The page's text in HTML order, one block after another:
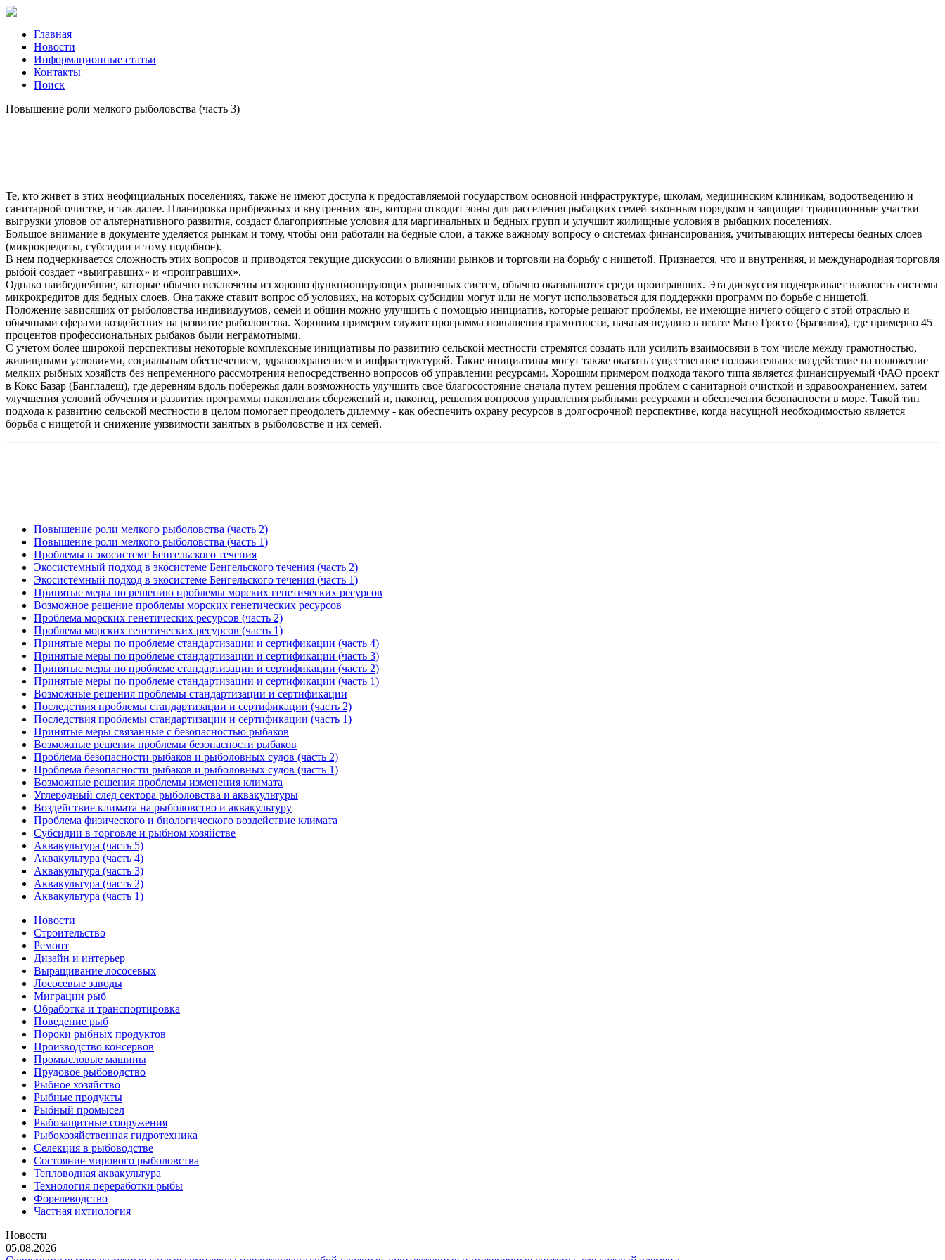
Главная
Новости
Информационные статьи
Контакты
Поиск
Повышение роли мелкого рыболовства (часть 3)
Те, кто живет в этих неофициальных поселениях, также не имеют доступа к предоставляемой государством основной инфраструктуре, школам, медицинским клиникам, водоотведению и
санитарной очистке, и так далее. Планировка прибрежных и внутренних зон, которая отводит зоны для расселения рыбацких семей законным порядком и защищает традиционные участки
выгрузки уловов от альтернативного развития, создаст благоприятные условия для маргинальных и бедных групп и улучшит жилищные условия в рыбацких поселениях.
Большое внимание в документе уделяется рынкам и тому, чтобы они работали на бедные слои, а также важному вопросу о системах финансирования, учитывающих интересы бедных слоев
(микрокредиты, субсидии и тому подобное).
В нем подчеркивается сложность этих вопросов и приводятся текущие дискуссии о влиянии рынков и торговли на борьбу с нищетой. Признается, что и внутренняя, и международная торговля
рыбой создает «выигравших» и «проигравших».
Однако наибеднейшие, которые обычно исключены из хорошо функционирующих рыночных систем, обычно оказываются среди проигравших. Эта дискуссия подчеркивает важность системы
микрокредитов для бедных слоев. Она также ставит вопрос об условиях, на которых субсидии могут или не могут использоваться для поддержки программ по борьбе с нищетой.
Положение зависящих от рыболовства индивидуумов, семей и общин можно улучшить с помощью инициатив, которые решают проблемы, не имеющие ничего общего с этой отраслью и
обычными сферами воздействия на развитие рыболовства. Хорошим примером служит программа повышения грамотности, начатая недавно в штате Мато Гроссо (Бразилия), где примерно 45
процентов профессиональных рыбаков были неграмотными.
С учетом более широкой перспективы некоторые комплексные инициативы по развитию сельской местности стремятся создать или усилить взаимосвязи в том числе между грамотностью,
жилищными условиями, социальным обеспечением, здравоохранением и инфраструктурой. Такие инициативы могут также оказать существенное положительное воздействие на положение
мелких рыбных хозяйств без непременного рассмотрения непосредственно вопросов об управлении ресурсами. Хорошим примером подхода такого типа является финансируемый ФАО проект
в Кокс Базар (Бангладеш), где деревням вдоль побережья дали возможность улучшить свое благосостояние сначала путем решения проблем с санитарной очисткой и здравоохранением, затем
улучшения условий обучения и развития программы накопления сбережений и, наконец, решения вопросов управления рыбными ресурсами и обеспечения безопасности в море. Такой тип
подхода к развитию сельской местности в целом помогает преодолеть дилемму - как обеспечить охрану ресурсов в долгосрочной перспективе, когда насущной необходимостью является
борьба с нищетой и снижение уязвимости занятых в рыболовстве и их семей.
Повышение роли мелкого рыболовства (часть 2)
Повышение роли мелкого рыболовства (часть 1)
Проблемы в экосистеме Бенгельского течения
Экосистемный подход в экосистеме Бенгельского течения (часть 2)
Экосистемный подход в экосистеме Бенгельского течения (часть 1)
Принятые меры по решению проблемы морских генетических ресурсов
Возможное решение проблемы морских генетических ресурсов
Проблема морских генетических ресурсов (часть 2)
Проблема морских генетических ресурсов (часть 1)
Принятые меры по проблеме стандартизации и сертификации (часть 4)
Принятые меры по проблеме стандартизации и сертификации (часть 3)
Принятые меры по проблеме стандартизации и сертификации (часть 2)
Принятые меры по проблеме стандартизации и сертификации (часть 1)
Возможные решения проблемы стандартизации и сертификации
Последствия проблемы стандартизации и сертификации (часть 2)
Последствия проблемы стандартизации и сертификации (часть 1)
Принятые меры связанные с безопасностью рыбаков
Возможные решения проблемы безопасности рыбаков
Проблема безопасности рыбаков и рыболовных судов (часть 2)
Проблема безопасности рыбаков и рыболовных судов (часть 1)
Возможные решения проблемы изменения климата
Углеродный след сектора рыболовства и аквакультуры
Воздействие климата на рыболовство и аквакультуру
Проблема физического и биологического воздействие климата
Субсидии в торговле и рыбном хозяйстве
Аквакультура (часть 5)
Аквакультура (часть 4)
Аквакультура (часть 3)
Аквакультура (часть 2)
Аквакультура (часть 1)
Новости
Строительство
Ремонт
Дизайн и интерьер
Выращивание лососевых
Лососевые заводы
Миграции рыб
Обработка и транспортировка
Поведение рыб
Пороки рыбных продуктов
Производство консервов
Промысловые машины
Прудовое рыбоводство
Рыбное хозяйство
Рыбные продукты
Рыбный промысел
Рыбозащитные сооружения
Рыбохозяйственная гидротехника
Селекция в рыбоводстве
Состояние мирового рыболовства
Тепловодная аквакультура
Технология переработки рыбы
Форелеводство
Частная ихтиология
Новости
05.08.2026